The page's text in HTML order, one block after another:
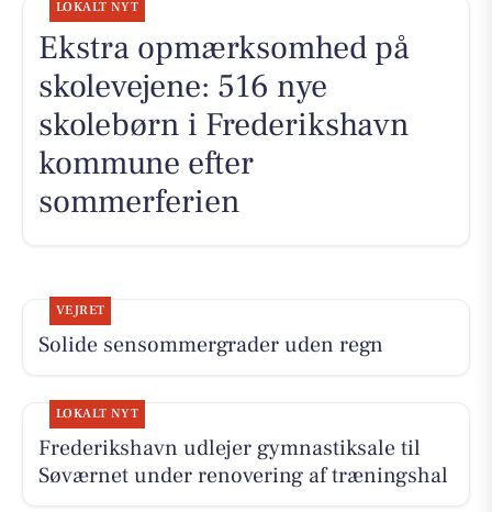
LOKALT NYT
Ekstra opmærksomhed på
skolevejene: 516 nye
skolebørn i Frederikshavn
kommune efter
sommerferien
VEJRET
Solide sensommergrader uden regn
LOKALT NYT
Frederikshavn udlejer gymnastiksale til
Søværnet under renovering af træningshal